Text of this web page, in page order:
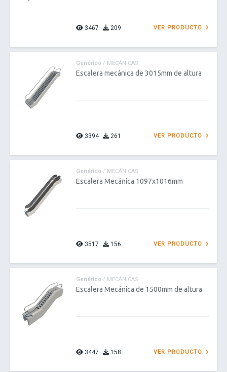
3467 209 VER PRODUCTO
Genérico / MECÁNICAS
Escalera mecánica de 3015mm de altura
3394 261 VER PRODUCTO
Genérico / MECÁNICAS
Escalera Mecánica 1097x1016mm
3517 156 VER PRODUCTO
Genérico / MECÁNICAS
Escalera Mecánica de 1500mm de altura
3447 158 VER PRODUCTO